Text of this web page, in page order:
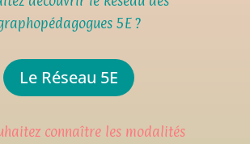
5E ?
Le Réseau 5E
connaître les modalités